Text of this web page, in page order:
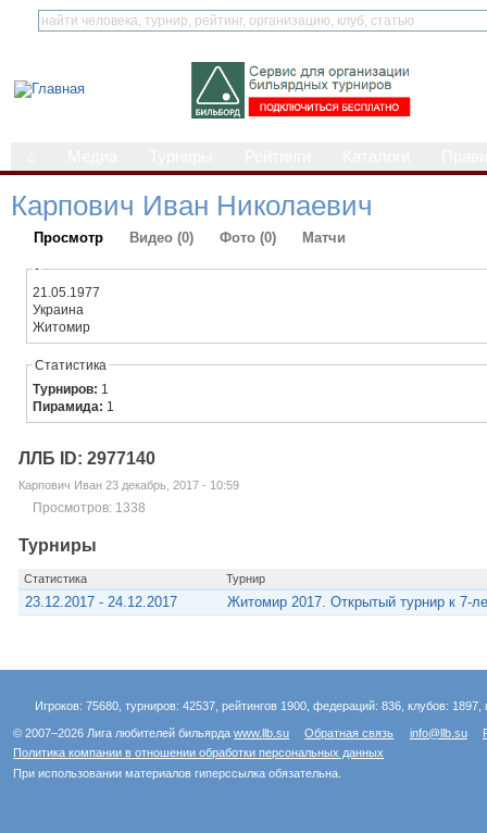
Карпович Иван Николаевич
Просмотр Видео (0) Фото (0) Матчи
-
21.05.1977
Украина
Житомир
Статистика
Турниров: 1
Пирамида: 1
ЛЛБ ID: 2977140
Карпович Иван 23 декабрь, 2017 - 10:59
Просмотров: 1338
Турниры
Статистика Турнир
23.12.2017 - 24.12.2017 Житомир 2017. Открытый турнир к 7-
Игроков: 75680, турниров: 42537, рейтингов 1900, федераций: 836, клубов:
© 2007–2026 Лига любителей бильярдаwww.llb.su Обратная связь info@llb.su
Политика компании в отношении обработки персональных данных
При использовании материалов гиперссылка обязательна.